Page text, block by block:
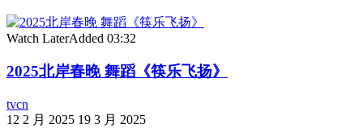
Watch LaterAdded 03:32
2025北岸春晚 舞蹈《筷乐飞扬》
tvcn
12 2 月 2025 19 3 月 2025